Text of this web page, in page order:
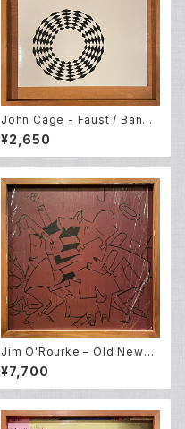
John Cage - Faust / Band
Of Pain – Radio Music (10E
P)
¥2,650
Jim O'Rourke – Old News
No. 6 (2LP)
¥7,700